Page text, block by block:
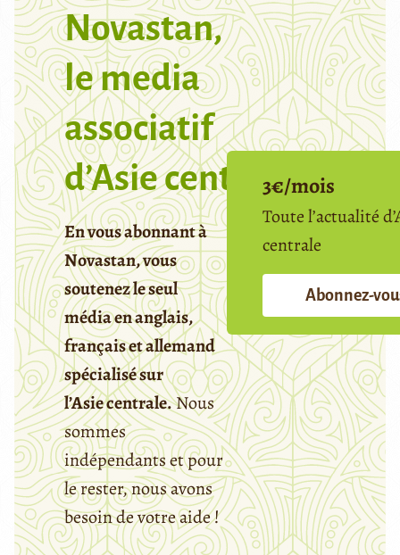
Novastan,
le media
associatif
d’Asie centrale
En vous abonnant à
Novastan, vous
soutenez le seul
média en anglais,
français et allemand
spécialisé sur
l’Asie centrale.Nous
sommes
indépendants et pour
le rester, nous avons
besoin de votre aide !
3€/mois
Toute l’actualité
centrale
Abonnez-